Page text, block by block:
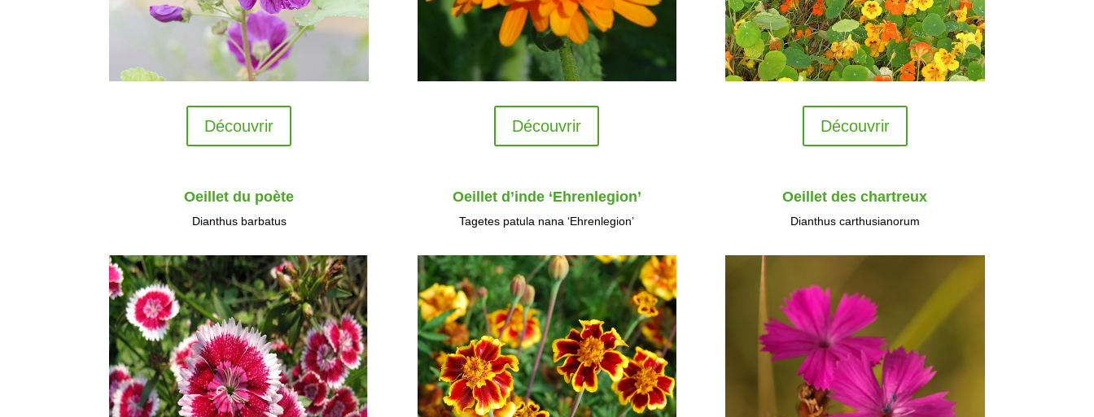
Découvrir Découvrir Découvrir
Oeillet du poète
Dianthus barbatus
Oeillet d’inde ‘Ehrenlegion’
Tagetes patula nana ‘Ehrenlegion’
Oeillet des chartreux
Dianthus carthusianorum